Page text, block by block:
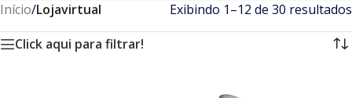
Início/Lojavirtual
Exibindo 1–12 de 30 resultados
Click aqui para filtrar!